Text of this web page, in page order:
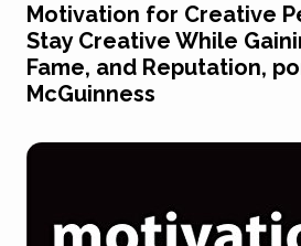
Motivation for Creative
Stay Creative While
Fame, and Reputation,
McGuinness